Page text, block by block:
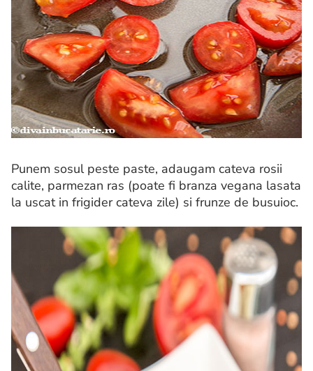
Punem sosul peste paste, adaugam cateva rosii
calite, parmezan ras (poate fi branza vegana lasata
la uscat in frigider cateva zile) si frunze de busuioc.